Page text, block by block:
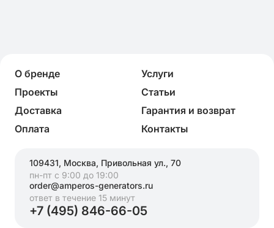
О бренде
Услуги
Проекты
Статьи
Доставка
Гарантия и возврат
Оплата
Контакты
109431, Москва, Привольная ул., 70
пн-пт с 9:00 до 19:00
order@amperos-generators.ru
ответ в течение 15 минут
+7 (495) 846-66-05